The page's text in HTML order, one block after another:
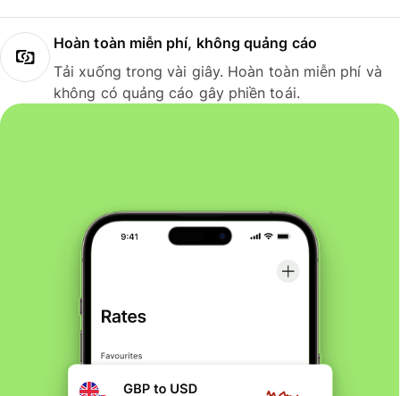
Hoàn toàn miễn phí, không quảng cáo
Tải xuống trong vài giây. Hoàn toàn miễn phí và
không có quảng cáo gây phiền toái.